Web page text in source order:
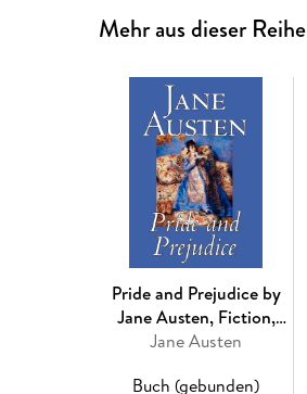
Mehr aus dieser Reihe
Pride and Prejudice by
Jane Austen, Fiction,
Classics
Jane Austen
Buch (gebunden)